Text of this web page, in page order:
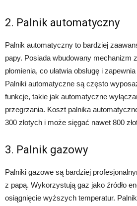
2. Palnik automatyczny
Palnik automatyczny to bardziej
papy. Posiada wbudowany mechanizm
płomienia, co ułatwia obsługę i
Palniki automatyczne są często
funkcje, takie jak automatyczne
przegrzania. Koszt palnika
300 złotych i może sięgać nawet 800
3. Palnik gazowy
Palniki gazowe są bardziej
z papą. Wykorzystują gaz jako źródło
osiągnięcie wyższych temperatur.